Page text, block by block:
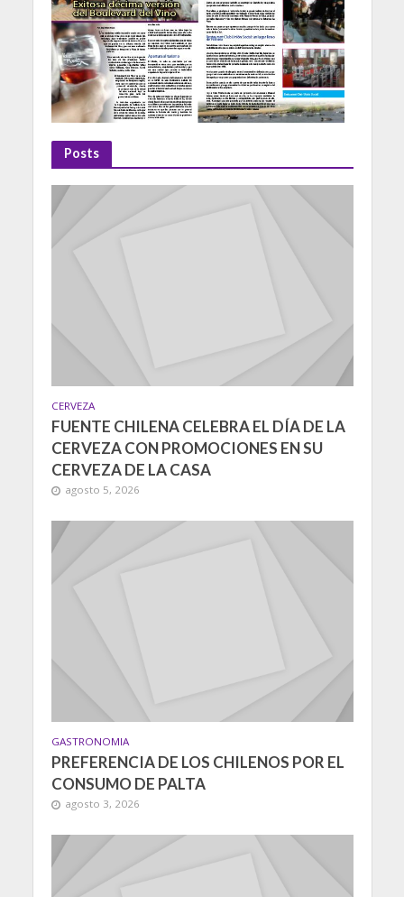
Posts
CERVEZA
FUENTE CHILENA CELEBRA EL DÍA DE LA
CERVEZA CON PROMOCIONES EN SU
CERVEZA DE LA CASA
agosto 5, 2026
GASTRONOMIA
PREFERENCIA DE LOS CHILENOS POR EL
CONSUMO DE PALTA
agosto 3, 2026